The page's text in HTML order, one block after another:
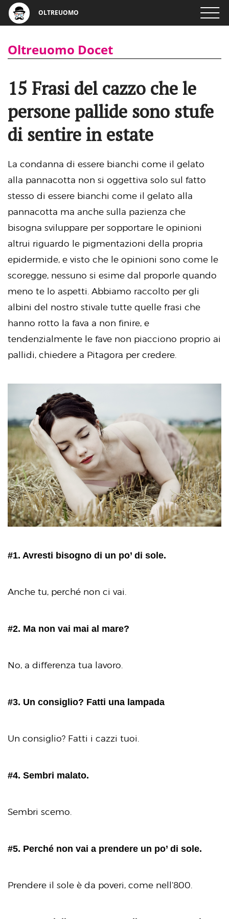
OLTREUOMO
Oltreuomo Docet
15 Frasi del cazzo che le
persone pallide sono stufe
di sentire in estate
La condanna di essere bianchi come il gelato
alla pannacotta non si oggettiva solo sul fatto
stesso di essere bianchi come il gelato alla
pannacotta ma anche sulla pazienza che
bisogna sviluppare per sopportare le opinioni
altrui riguardo le pigmentazioni della propria
epidermide, e visto che le opinioni sono come le
scoregge, nessuno si esime dal proporle quando
meno te lo aspetti. Abbiamo raccolto per gli
albini del nostro stivale tutte quelle frasi che
hanno rotto la fava a non finire, e
tendenzialmente le fave non piacciono proprio ai
pallidi, chiedere a Pitagora per credere.
#1. Avresti bisogno di un po’ di sole.
Anche tu, perché non ci vai.
#2. Ma non vai mai al mare?
No, a differenza tua lavoro.
#3. Un consiglio? Fatti una lampada
Un consiglio? Fatti i cazzi tuoi.
#4. Sembri malato.
Sembri scemo.
#5. Perché non vai a prendere un po’ di sole.
Prendere il sole è da poveri, come nell’800.